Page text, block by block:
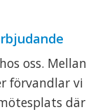
oss. Mellan
förvandlar vi
där